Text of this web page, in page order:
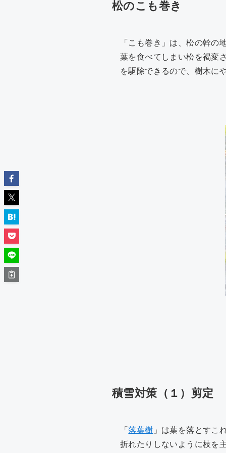
松のこも巻き
「こも巻き」は、松の幹
葉を食べてしまい松を褐変
を駆除できるので、樹木に
積雪対策（１）剪定
「落葉樹 」は葉を落とすこ
折れたりしないように枝を